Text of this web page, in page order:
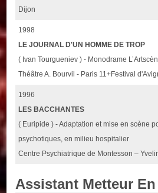
Dijon
1998
LE JOURNAL D'UN HOMME DE TROP
( Ivan Tourgueniev ) - Monodrame
Théâtre A. Bourvil - Paris 11+Festival
1996
LES BACCHANTES
( Euripide ) - Adaptation et mise en scène
psychotiques, en milieu hospitalier
Centre Psychiatrique de Montesson –
Assistant Metteur